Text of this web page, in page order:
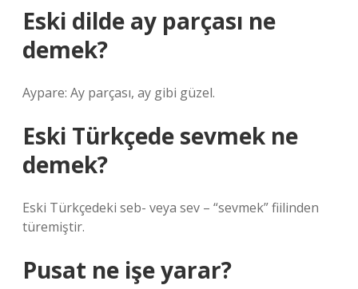
Eski dilde ay parçası ne
demek?
Aypare: Ay parçası, ay gibi güzel.
Eski Türkçede sevmek ne
demek?
Eski Türkçedeki seb- veya sev – “sevmek” fiilinden
türemiştir.
Pusat ne işe yarar?